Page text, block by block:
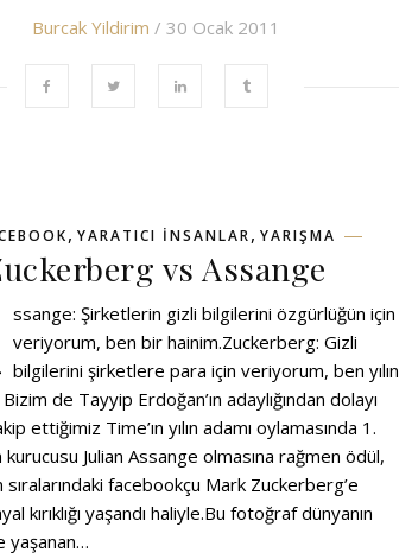
Burcak Yildirim / 30 Ocak 2011
, YARATICI INSANLAR, YARIŞMA
vs Assange
ssange: Şirketlerin gizli bilgilerini özgürlüğün için
veriyorum, ben bir hainim.Zuckerberg: Gizli
bilgilerini şirketlere para için veriyorum, ben yılın
Bizim de Tayyip Erdoğan’ın adaylığından dolayı
ettiğimiz Time’ın yılın adamı oylamasında 1.
kurucusu Julian Assange olmasına rağmen ödül,
facebookçu Mark Zuckerberg’e
kırıklığı yaşandı haliyle.Bu fotoğraf dünyanın
yaşanan…